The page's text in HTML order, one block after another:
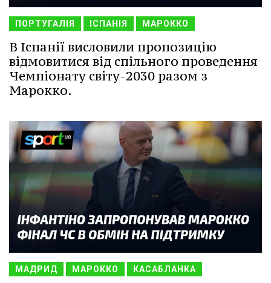
ПОРТУГАЛІЯ ІСПАНІЯ МАРОККО
В Іспанії висловили пропозицію
відмовитися від спільного проведення
Чемпіонату світу-2030 разом з
Марокко.
МАДРИД МАРОККО КАСАБЛАНКА